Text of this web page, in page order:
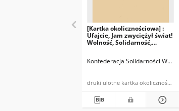
[Kartka okolicznościowa] :
Ufajcie, Jam zwyciężył świat!
Wolność, Solidarność,
Konfederacja Solidarności
druki ulotne kartka